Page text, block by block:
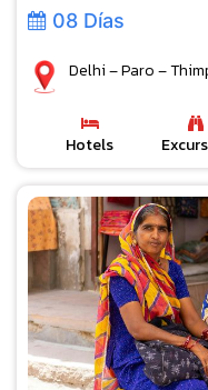
08 Días
Delhi – Paro –
Hotels